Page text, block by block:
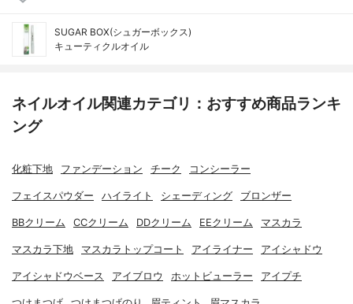
SUGAR BOX(シュガーボックス)
キューティクルオイル
ネイルオイル関連カテゴリ：おすすめ商品ランキ
ング
化粧下地 ファンデーション チーク コンシーラー
フェイスパウダー ハイライト シェーディング ブロンザー
BBクリーム CCクリーム DDクリーム EEクリーム マスカラ
マスカラ下地 マスカラトップコート アイライナー アイシャドウ
アイシャドウベース アイブロウ ホットビューラー アイプチ